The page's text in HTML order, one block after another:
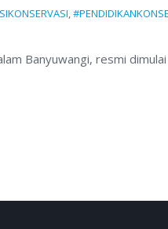
Banyuwangi, resmi